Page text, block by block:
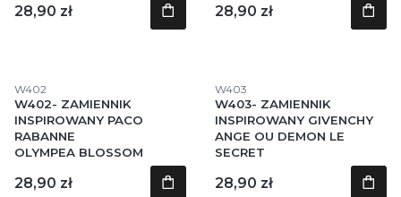
Cena
28,90 zł Cena
28,90 zł
Kod produktu
W402
W402- ZAMIENNIK
INSPIROWANY PACO
RABANNE
OLYMPEA BLOSSOM
Cena
28,90 zł
Kod produktu
W403
W403- ZAMIENNIK
INSPIROWANY GIVENCHY
ANGE OU DEMON LE
SECRET
Cena
28,90 zł